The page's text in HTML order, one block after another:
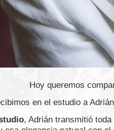
Hoy queremos
en el estudio a
, Adrián transmitió